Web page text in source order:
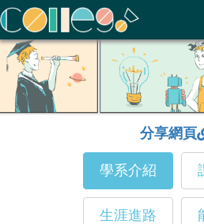
ColleGo! 大學選才與高中育才輔助系統
分享網頁
學系介紹
生涯進路